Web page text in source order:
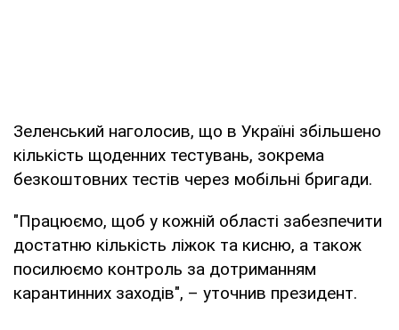
Зеленський наголосив, що в Україні збільшено
кількість щоденних тестувань, зокрема
безкоштовних тестів через мобільні бригади.
"Працюємо, щоб у кожній області забезпечити
достатню кількість ліжок та кисню, а також
посилюємо контроль за дотриманням
карантинних заходів", – уточнив президент.